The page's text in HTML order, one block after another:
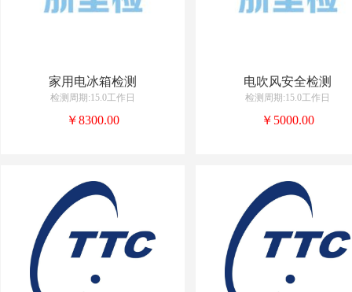
家用电冰箱检测
检测周期:15.0工作日
￥8300.00
电吹风安全检测
检测周期:15.0工作日
￥5000.00